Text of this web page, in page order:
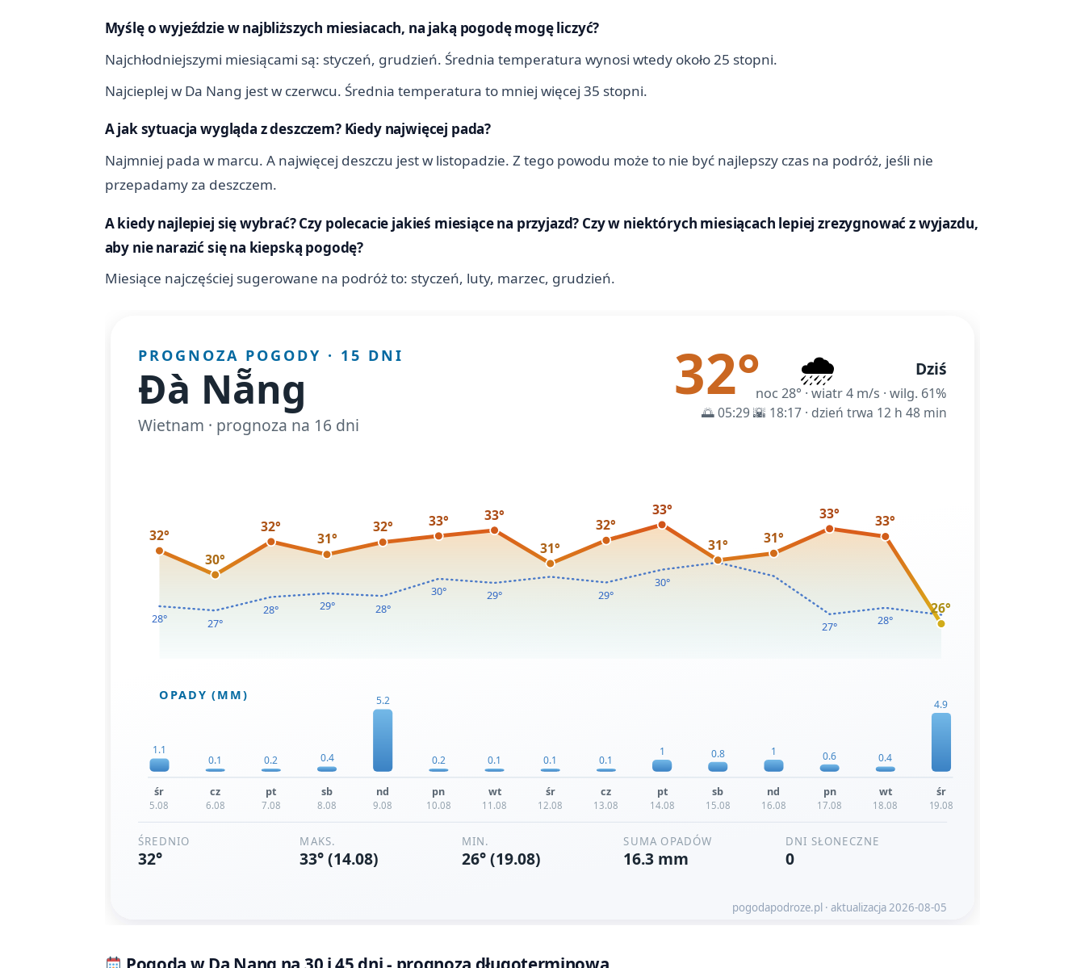
Myślę o wyjeździe w najbliższych miesiacach, na jaką pogodę mogę liczyć?
Najchłodniejszymi miesiącami są: styczeń, grudzień. Średnia temperatura wynosi wtedy około 25 stopni.
Najcieplej w Da Nang jest w czerwcu. Średnia temperatura to mniej więcej 35 stopni.
A jak sytuacja wygląda z deszczem? Kiedy najwięcej pada?
Najmniej pada w marcu. A najwięcej deszczu jest w listopadzie. Z tego powodu może to nie być najlepszy czas na podróż, jeśli nie
przepadamy za deszczem.
A kiedy najlepiej się wybrać? Czy polecacie jakieś miesiące na przyjazd? Czy w niektórych miesiącach lepiej zrezygnować z wyjazdu,
aby nie narazić się na kiepską pogodę?
Miesiące najczęściej sugerowane na podróż to: styczeń, luty, marzec, grudzień.